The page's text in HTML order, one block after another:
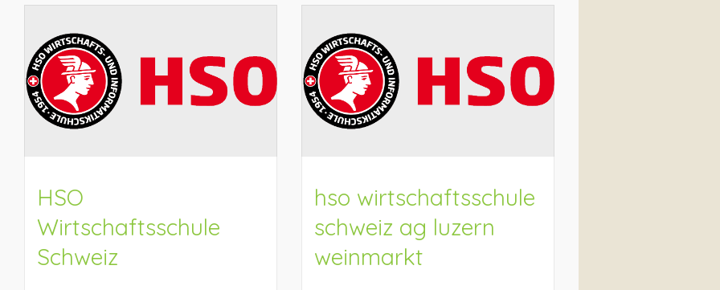
HSO
Wirtschaftsschule
Schweiz
hso wirtschaftsschule
schweiz ag luzern
weinmarkt